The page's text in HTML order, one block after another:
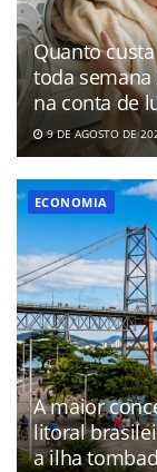
Quanto
toda
na conta de
9 DE AGOSTO DE
ECONOMIA
A maior
litoral
a ilha